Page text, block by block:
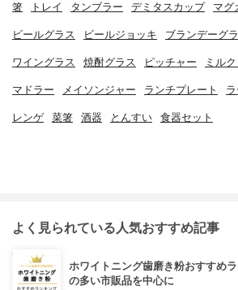
箸 トレイ タンブラー デミタスカップ マグ
ビールグラス ビールジョッキ ブランデーグ
ワイングラス 焼酎グラス ピッチャー ミル
マドラー メイソンジャー ランチプレート
レンゲ 菜箸 酒器 とんすい 食器セット
よく見られている人気おすすめ記事
ホワイトニング歯磨き粉おすすめ
の多い市販品を中心に